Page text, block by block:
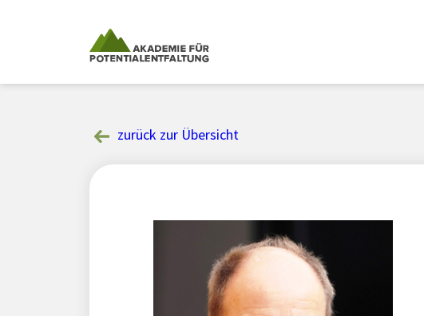
zurück zur Übersicht